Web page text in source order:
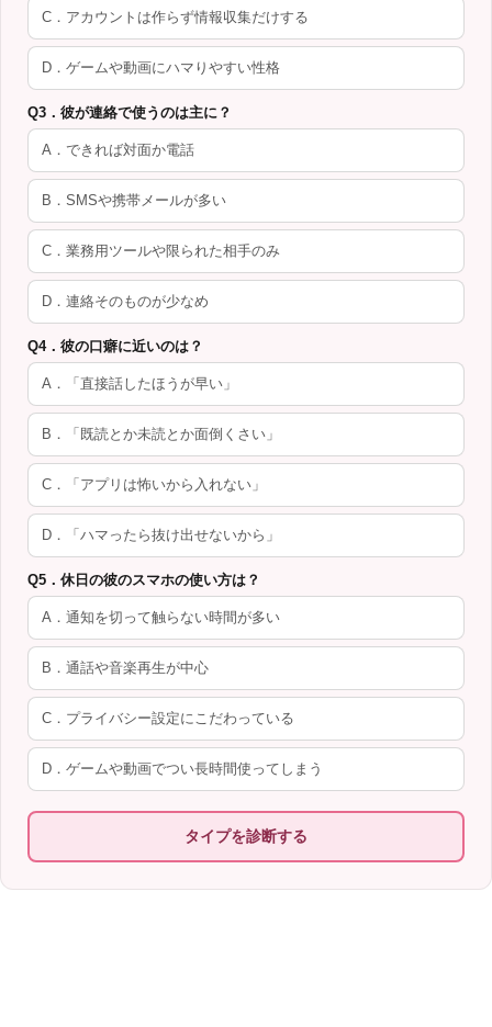
C．アカウントは作らず情報収集だけする
D．ゲームや動画にハマりやすい性格
Q3．彼が連絡で使うのは主に？
A．できれば対面か電話
B．SMSや携帯メールが多い
C．業務用ツールや限られた相手のみ
D．連絡そのものが少なめ
Q4．彼の口癖に近いのは？
A．「直接話したほうが早い」
B．「既読とか未読とか面倒くさい」
C．「アプリは怖いから入れない」
D．「ハマったら抜け出せないから」
Q5．休日の彼のスマホの使い方は？
A．通知を切って触らない時間が多い
B．通話や音楽再生が中心
C．プライバシー設定にこだわっている
D．ゲームや動画でつい長時間使ってしまう
タイプを診断する